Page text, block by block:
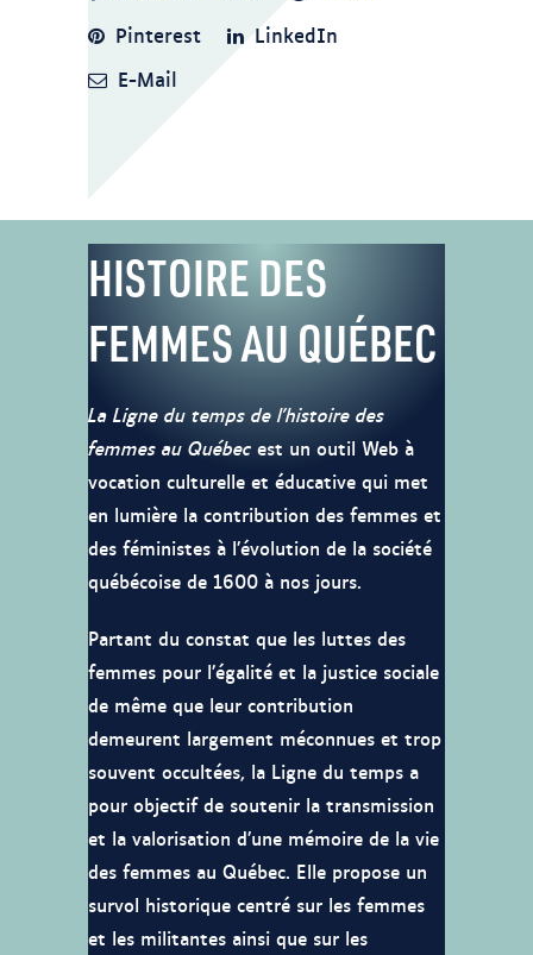
Pinterest
LinkedIn
E-Mail
HISTOIRE DES
FEMMES AU QUÉBEC
La Ligne du temps de l’histoire des
femmes au Québec est un outil Web à
vocation culturelle et éducative qui met
en lumière la contribution des femmes et
des féministes à l’évolution de la société
québécoise de 1600 à nos jours.
Partant du constat que les luttes des
femmes pour l’égalité et la justice sociale
de même que leur contribution
demeurent largement méconnues et trop
souvent occultées, la Ligne du temps a
pour objectif de soutenir la transmission
et la valorisation d’une mémoire de la vie
des femmes au Québec. Elle propose un
survol historique centré sur les femmes
et les militantes ainsi que sur les